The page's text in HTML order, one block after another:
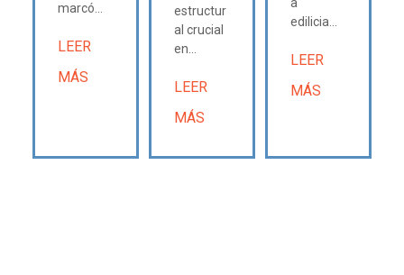
marcó...
LEER
MÁS
estructur
al crucial
en...
LEER
MÁS
a
edilicia...
LEER
MÁS